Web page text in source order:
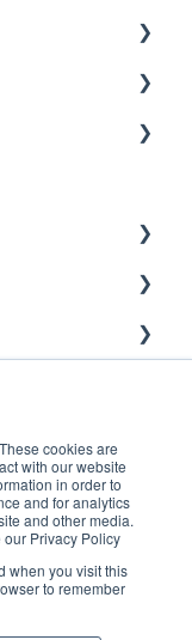
cookies are
with our website
in order to
and for analytics
and other media.
Privacy Policy
when you visit this
to remember
Copyright © 2026, ©